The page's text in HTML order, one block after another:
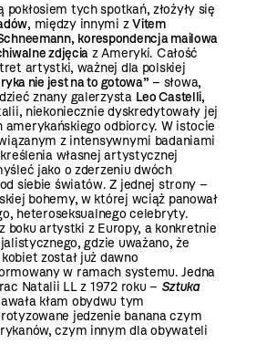
pokłosiem tych spotkań, złożyły się
, między innymi zVitem
, korespondencja mailowa
zdjęcia z Ameryki. Całość
artystki, ważnej dla polskiej
nie jest na to gotowa” – słowa,
znany galerzysta Leo Castelli,
niekoniecznie dyskredytowały jej
odbiorcy. W istocie
z intensywnymi badaniami
własnej artystycznej
jako o zderzeniu dwóch
siebie światów. Z jednej strony –
bohemy, w której wciąż panował
heteroseksualnego celebryty.
boku artystki z Europy, a konkretnie
gdzie uważano, że
został już dawno
w ramach systemu. Jedna
Natalii LL z 1972 roku – Sztuka
kłam obydwu tym
jedzenie banana czym
czym innym dla obywateli